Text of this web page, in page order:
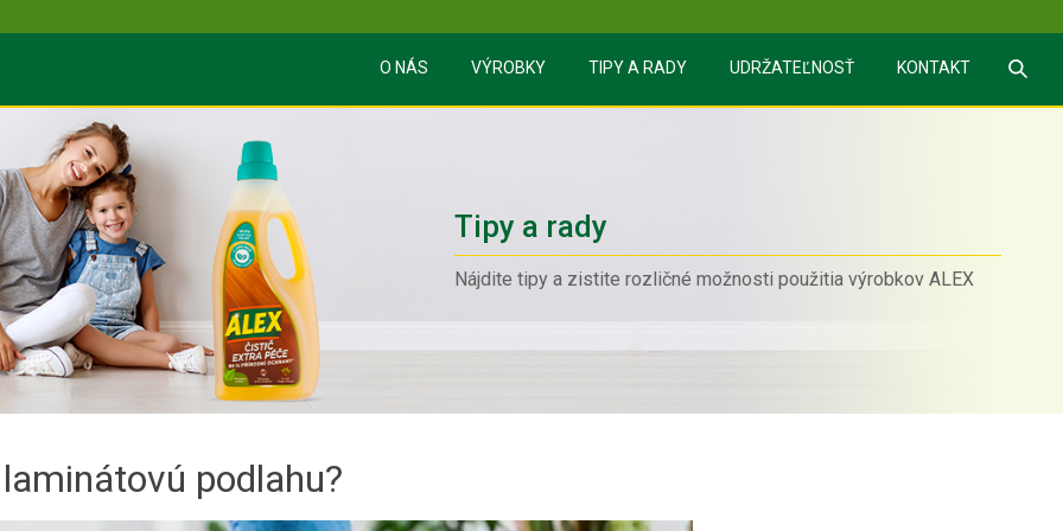
O NÁS VÝROBKY TIPY A RADY UDRŽATEĽNOSŤ KONTAKT
Tipy a rady
Nájdite tipy a zistite rozličné možnosti použitia výrobkov ALEX
podlahu?